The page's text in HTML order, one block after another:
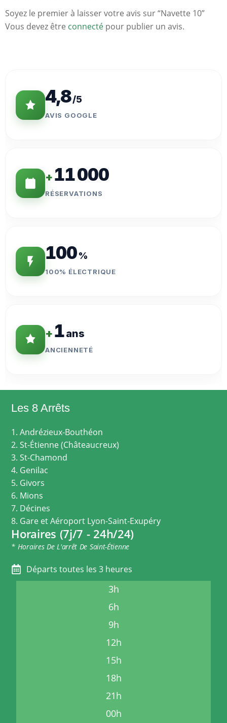
Soyez le premier à laisser votre avis sur “Navette 10”
Vous devez être connecté pour publier un avis.
4,8/5
AVIS GOOGLE
+11 000
RÉSERVATIONS
100%
100% ÉLECTRIQUE
+1ans
ANCIENNETÉ
Les 8 Arrêts
1. Andrézieux-Bouthéon
2. St-Étienne (Châteaucreux)
3. St-Chamond
4. Genilac
5. Givors
6. Mions
7. Décines
8. Gare et Aéroport Lyon-Saint-Exupéry
Horaires (7j/7 - 24h/24)
* Horaires De L'arrêt De Saint-Étienne
Départs toutes les 3 heures
3h
6h
9h
12h
15h
18h
21h
00h